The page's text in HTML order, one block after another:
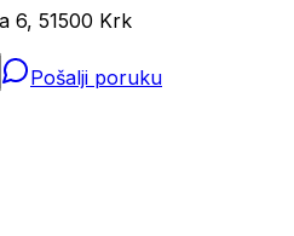
6, 51500 Krk
Pošalji poruku